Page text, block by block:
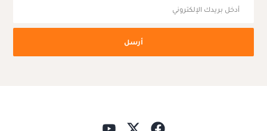
أرسل